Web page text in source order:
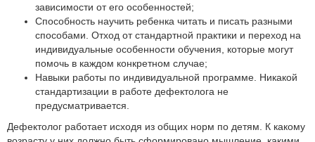
зависимости от его особенностей;
Способность научить ребенка читать и писать разными
способами. Отход от стандартной практики и переход на
индивидуальные особенности обучения, которые могут
помочь в каждом конкретном случае;
Навыки работы по индивидуальной программе. Никакой
стандартизации в работе дефектолога не
предусматривается.
Дефектолог работает исходя из общих норм по детям. К какому